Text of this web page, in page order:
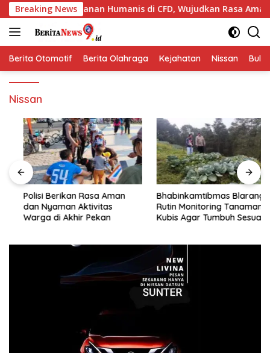
Langsung
ke
konten
Breaking NewsHumanis di CFD, Wujudkan Rasa Aman dan
Berita Otomotif Berita Olahraga Kejahatan Nissan
Nissan
Polisi Berikan Rasa Aman
dan Nyaman Aktivitas
Warga di Akhir Pekan
Bhabinkamtibmas Blarang
Rutin Monitoring Tanaman
Kubis Agar Tumbuh Sesuai